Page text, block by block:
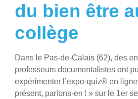
du bien être
collège
Dans le Pas-de-Calais (62), des
professeurs documentalistes ont pu
expérimenter l’expo-quiz® en
présent, parlons-en ! » sur le 1er